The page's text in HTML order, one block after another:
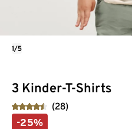
3 Kinder-T-Shirts
(28)
-25%
1/5